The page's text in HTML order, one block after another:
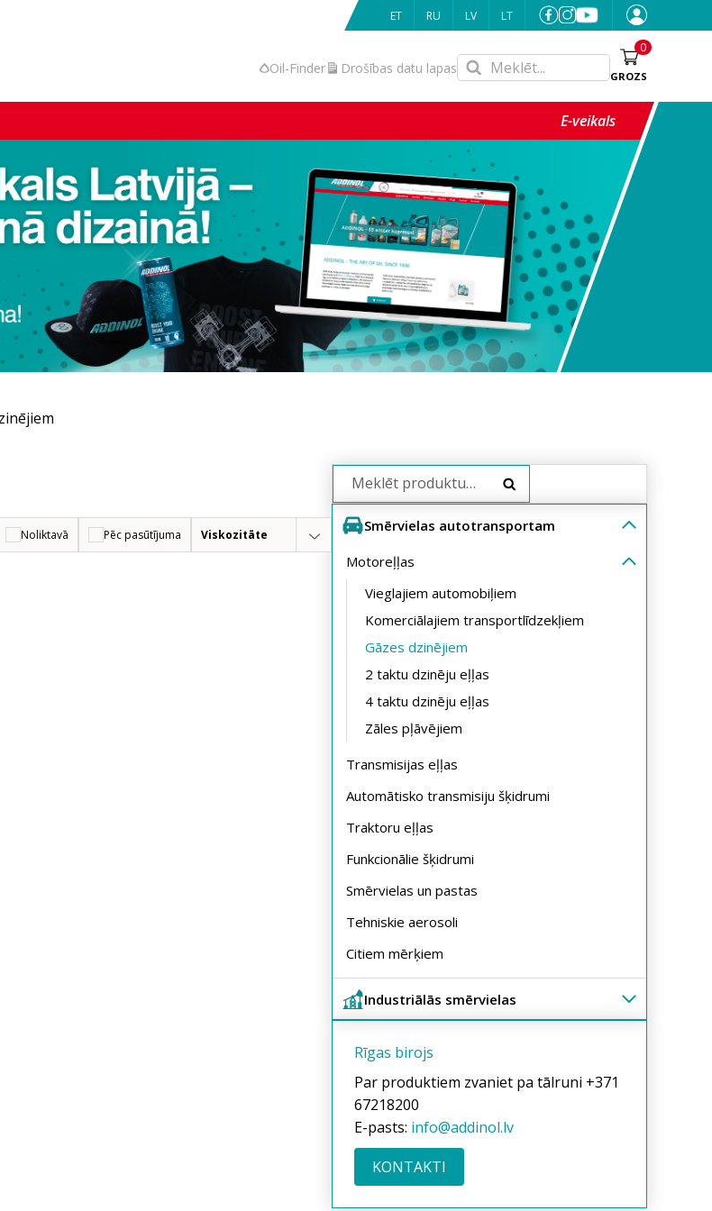
ET RU LV LT
Oil-Finder Drošības datu lapas GROZS
0
E-veikals
Search
Smērvielas autotransportam
Motoreļļas
Vieglajiem automobiļiem
Komerciālajiem transportlīdzekļiem
Gāzes dzinējiem
2 taktu dzinēju eļļas
4 taktu dzinēju eļļas
Zāles pļāvējiem
Transmisijas eļļas
Automātisko transmisiju šķidrumi
Traktoru eļļas
Funkcionālie šķidrumi
Smērvielas un pastas
Tehniskie aerosoli
Citiem mērķiem
Industriālās smērvielas
Rīgas birojs
Par produktiem zvaniet pa tālruni +371
67218200
E-pasts: info@addinol.lv
KONTAKTI
Noliktavā Pēc pasūtījuma Viskozitāte